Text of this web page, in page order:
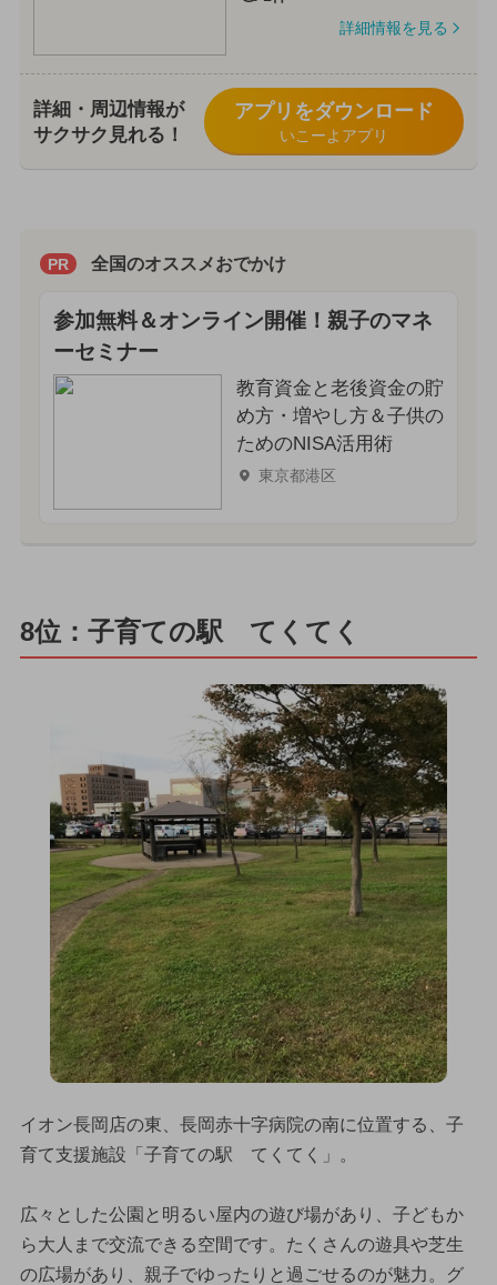
詳細情報を見る
詳細・周辺情報が
サクサク見れる！
アプリをダウンロード
いこーよアプリ
PR 全国のオススメおでかけ
参加無料＆オンライン開催！親子のマネ
ーセミナー
教育資金と老後資金の貯
め方・増やし方＆子供の
ためのNISA活用術
東京都港区
8位：子育ての駅 てくてく
イオン長岡店の東、長岡赤十字病院の南に位置する、子
育て支援施設「子育ての駅 てくてく」。
広々とした公園と明るい屋内の遊び場があり、子どもか
ら大人まで交流できる空間です。たくさんの遊具や芝生
の広場があり、親子でゆったりと過ごせるのが魅力。グ